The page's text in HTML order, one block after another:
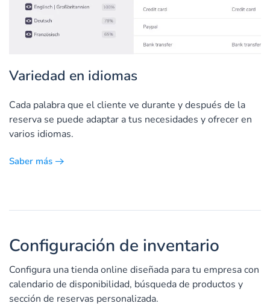
Variedad en idiomas
Cada palabra que el cliente ve durante y después de la
reserva se puede adaptar a tus necesidades y ofrecer en
varios idiomas.
Saber más
Configuración de inventario
Configura una tienda online diseñada para tu empresa con
calendario de disponibilidad, búsqueda de productos y
sección de reservas personalizada.